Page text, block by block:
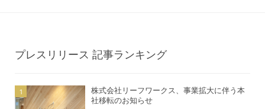
プレスリリース 記事ランキング
株式会社リーフワークス、事業拡大に伴う本
社移転のお知らせ